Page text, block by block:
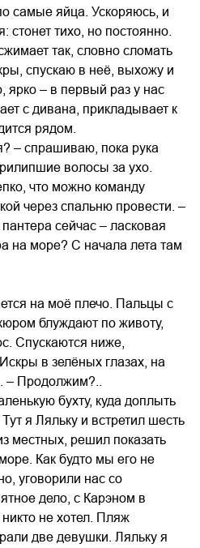
самые яйца. Ускоряюсь, и
стонет тихо, но постоянно.
так, словно сломать
спускаю в неё, выхожу и
ярко – в первый раз у нас
с дивана, прикладывает к
рядом.
– спрашиваю, пока рука
волосы за ухо.
что можно команду
через спальню провести. –
сейчас – ласковая
на море? С начала лета там
на моё плечо. Пальцы с
блуждают по животу,
Спускаются ниже,
в зелёных глазах, на
– Продолжим?..
бухту, куда доплыть
я Ляльку и встретил шесть
местных, решил показать
Как будто мы его не
уговорили нас со
дело, с Карэном в
не хотел. Пляж
две девушки. Ляльку я